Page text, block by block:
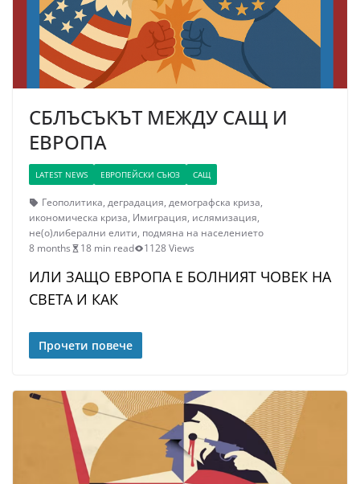
СБЛЪСЪКЪТ МЕЖДУ САЩ И
ЕВРОПА
LATEST NEWS ЕВРОПЕЙСКИ СЪЮЗ САЩ
Геополитика, деградация, демографска криза,
икономическа криза, Имиграция, ислямизация,
не(о)либерални елити, подмяна на населението
8 months
18 min read 1128 Views
ИЛИ ЗАЩО ЕВРОПА Е БОЛНИЯТ ЧОВЕК НА
СВЕТА И КАК
Прочети повече